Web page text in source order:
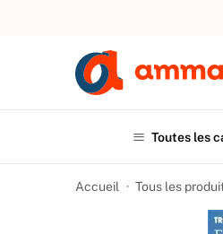
Toutes les
Accueil Tous les